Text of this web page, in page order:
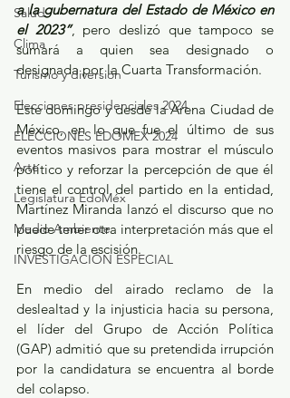
Salud
Clima
Turismo y diversión
Elecciones presidenciales 2024
ELECCIONES EDOMEX 2024
Arte
Legislatura EdoMéx
Medio Ambiente
INVESTIGACIÓN ESPECIAL
a la gubernatura del Estado de México en
el 2023”, pero deslizó que tampoco se
sumará a quien sea designado o
designada por la Cuarta Transformación.
Este domingo y desde la Arena Ciudad de
México, en lo que fue el último de sus
eventos masivos para mostrar el músculo
político y reforzar la percepción de que él
tiene el control del partido en la entidad,
Martínez Miranda lanzó el discurso que no
puede tener otra interpretación más que el
riesgo de la escisión.
En medio del airado reclamo de la
deslealtad y la injusticia hacia su persona,
el líder del Grupo de Acción Política
(GAP) admitió que su pretendida irrupción
por la candidatura se encuentra al borde
del colapso.